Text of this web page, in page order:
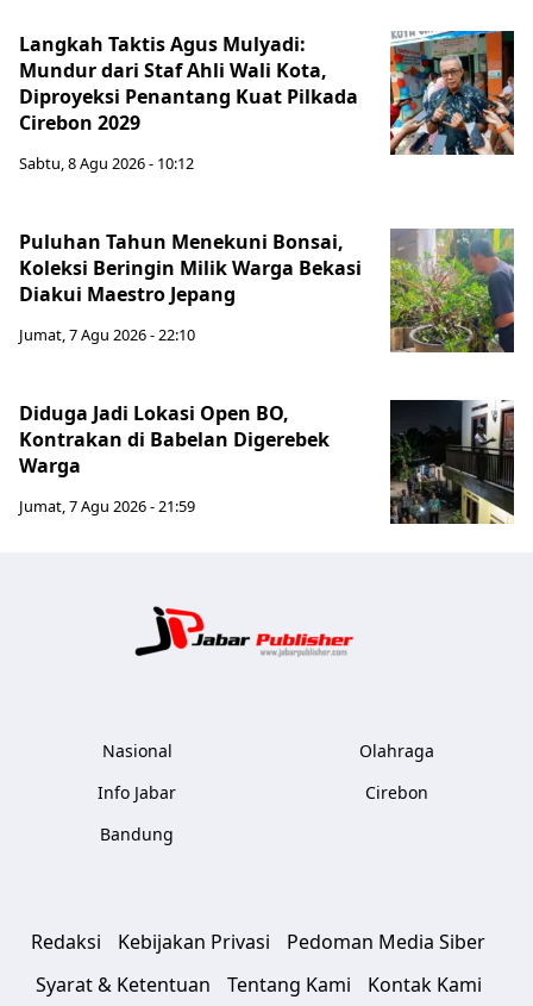
Langkah Taktis Agus Mulyadi:
Mundur dari Staf Ahli Wali Kota,
Diproyeksi Penantang Kuat Pilkada
Cirebon 2029
Sabtu, 8 Agu 2026 - 10:12
Puluhan Tahun Menekuni Bonsai,
Koleksi Beringin Milik Warga Bekasi
Diakui Maestro Jepang
Jumat, 7 Agu 2026 - 22:10
Diduga Jadi Lokasi Open BO,
Kontrakan di Babelan Digerebek
Warga
Jumat, 7 Agu 2026 - 21:59
Nasional
Info Jabar
Bandung
Olahraga
Cirebon
Redaksi Kebijakan Privasi
Pedoman Media Siber
Syarat & Ketentuan
Tentang Kami Kontak Kami